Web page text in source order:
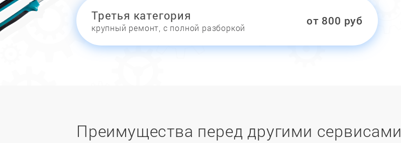
Третья категория
крупный ремонт, с полной разборкой
от 800 руб
Преимущества перед другими сервисами